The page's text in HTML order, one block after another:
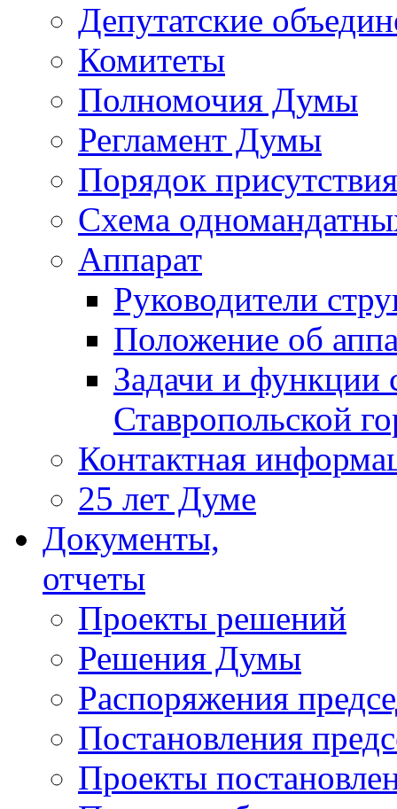
Депутатские
Комитеты
Полномочия Думы
Регламент Думы
Порядок
Схема
Аппарат
Руководители
Положение об
Задачи и функции
Ставропольской
Контактная
25 лет Думе
Документы,
отчеты
Проекты решений
Решения Думы
Распоряжения
Постановления
Проекты